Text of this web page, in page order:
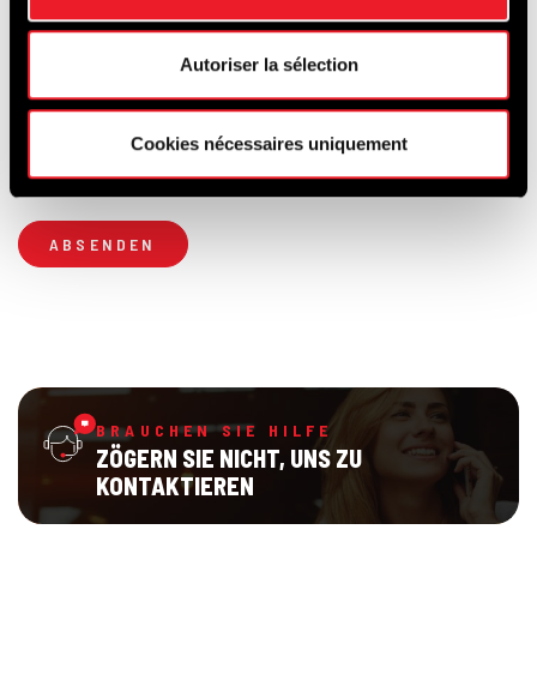
Autoriser la sélection
Cookies nécessaires uniquement
Ich habe dieDatenschutzrichtlinie
ABSENDEN
BRAUCHEN SIE HILFE
ZÖGERN SIE NICHT, UNS ZU
KONTAKTIEREN